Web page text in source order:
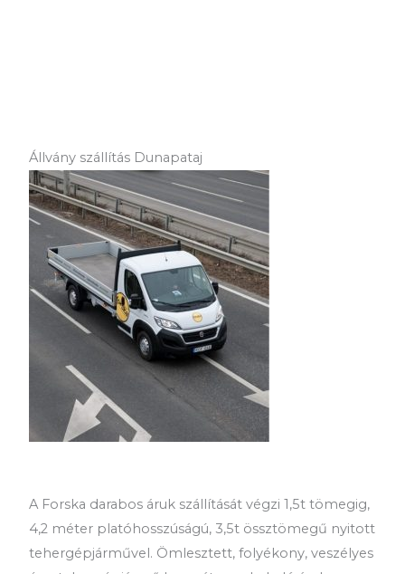
Állvány szállítás Dunapataj
A Forska darabos áruk szállítását végzi 1,5t tömegig,
4,2 méter platóhosszúságú, 3,5t össztömegű nyitott
tehergépjárművel. Ömlesztett, folyékony, veszélyes